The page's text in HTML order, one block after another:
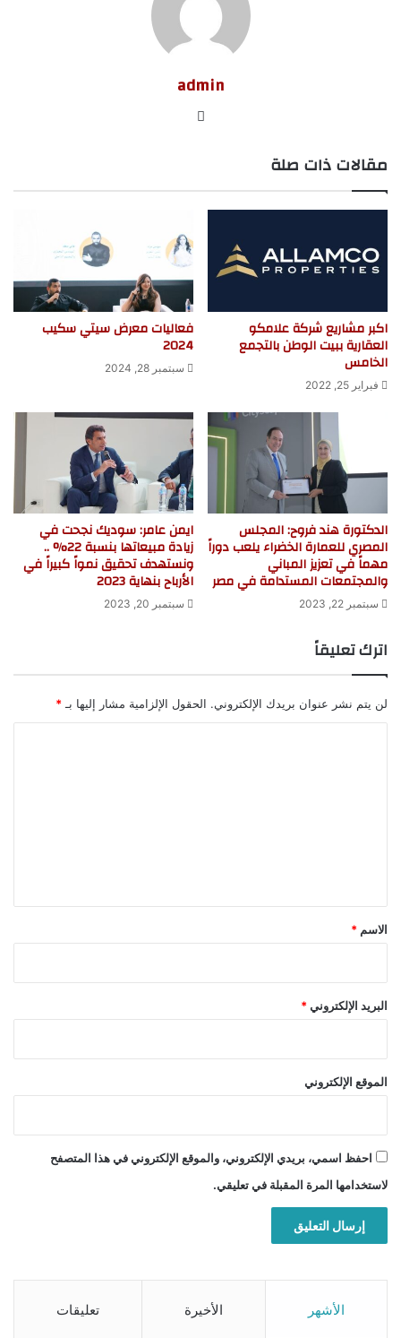
admin
مقالات ذات صلة
اكبر مشاريع شركة علامكو
العقارية ببيت الوطن بالتجمع
الخامس
فبراير 25, 2022
فعاليات معرض سيتي سكيب
2024
سبتمبر 28, 2024
الدكتورة هند فروح: المجلس
المصري للعمارة الخضراء يلعب دوراً
مهماً في تعزيز المباني
والمجتمعات المستدامة في مصر
سبتمبر 22, 2023
ايمن عامر: سوديك نجحت في
زيادة مبيعاتها بنسبة 22% ..
ونستهدف تحقيق نمواً كبيراً في
الأرباح بنهاية 2023
سبتمبر 20, 2023
اترك تعليقاً
لن يتم نشر عنوان بريدك الإلكتروني. الحقول الإلزامية مشار إليها بـ *
*
الاسم *
البريد الإلكتروني *
الموقع الإلكتروني
احفظ اسمي، بريدي الإلكتروني، والموقع الإلكتروني في هذا المتصفح
لاستخدامها المرة المقبلة في تعليقي.
الأشهر الأخيرة تعليقات